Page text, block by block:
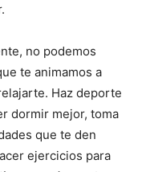
no podemos
te animamos a
Haz deporte
dormir mejor, toma
que te den
ejercicios para